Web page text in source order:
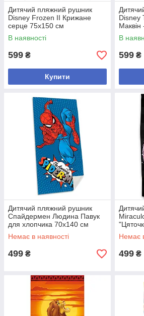
Дитячий пляжний рушник
Disney Frozen II Крижане
серце 75х150 см
В наявності
599 ₴
Купити
Disney
В
599 ₴
Дитячий пляжний рушник
Спайдермен Людина Павук
для хлопчика 70x140 см
Немає в наявності
499 ₴
70х140
Немає
499 ₴